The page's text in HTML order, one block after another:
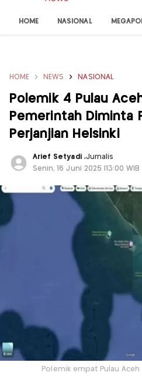
HOME NASIONAL
HOME NEWS NASIONAL
Polemik 4 Pulau
Pemerintah Diminta
Perjanjian Helsinki
Arief Setyadi ,Jurnalis
Senin, 16 Juni 2025 |13:00 WIB
Polemik empat Pulau